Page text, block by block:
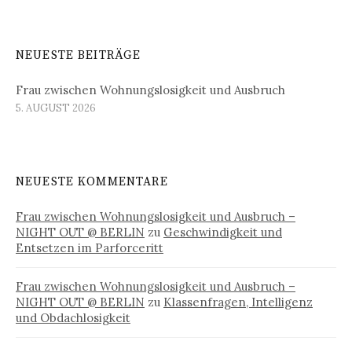
NEUESTE BEITRÄGE
Frau zwischen Wohnungslosigkeit und Ausbruch
5. AUGUST 2026
NEUESTE KOMMENTARE
Frau zwischen Wohnungslosigkeit und Ausbruch –
NIGHT OUT @ BERLIN zu Geschwindigkeit und
Entsetzen im Parforceritt
Frau zwischen Wohnungslosigkeit und Ausbruch –
NIGHT OUT @ BERLIN zu Klassenfragen, Intelligenz
und Obdachlosigkeit